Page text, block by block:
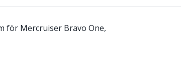
för Mercruiser Bravo One,